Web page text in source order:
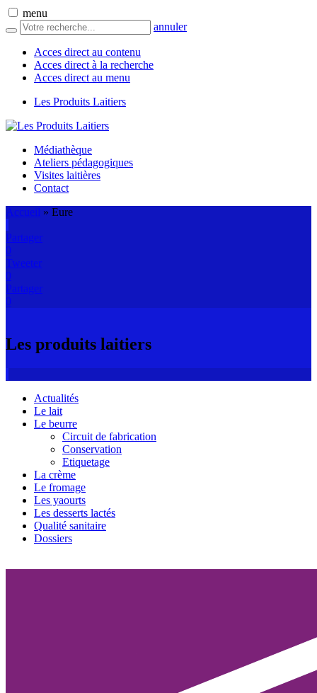
menu
annuler
Acces direct au contenu
Acces direct à la recherche
Acces direct au menu
Les Produits Laitiers
Médiathèque
Ateliers pédagogiques
Visites laitières
Contact
Accueil » Eure
Partager
0
Tweeter
0
Partager
0
Les produits laitiers
Actualités
Le lait
Le beurre
Circuit de fabrication
Conservation
Etiquetage
La crème
Le fromage
Les yaourts
Les desserts lactés
Qualité sanitaire
Dossiers